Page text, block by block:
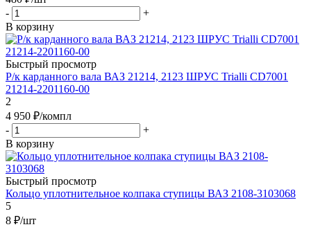
-
+
В корзину
Быстрый просмотр
Р/к карданного вала ВАЗ 21214, 2123 ШРУС Trialli CD7001
21214-2201160-00
2
4 950 ₽/компл
-
+
В корзину
Быстрый просмотр
Кольцо уплотнительное колпака ступицы ВАЗ 2108-3103068
5
8 ₽/шт